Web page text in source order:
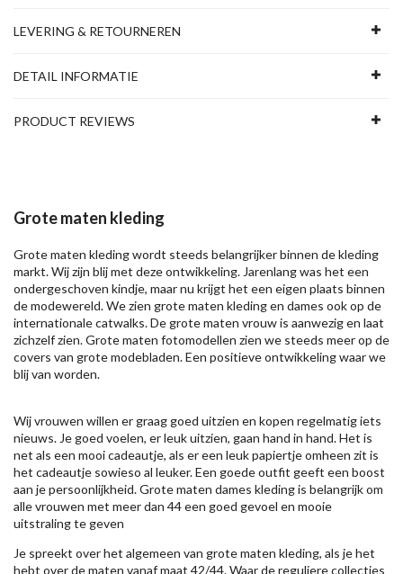
LEVERING & RETOURNEREN
DETAIL INFORMATIE
PRODUCT REVIEWS
Grote maten kleding
Grote maten kleding wordt steeds belangrijker binnen de kleding
markt. Wij zijn blij met deze ontwikkeling. Jarenlang was het een
ondergeschoven kindje, maar nu krijgt het een eigen plaats binnen
de modewereld. We zien grote maten kleding en dames ook op de
internationale catwalks. De grote maten vrouw is aanwezig en laat
zichzelf zien. Grote maten fotomodellen zien we steeds meer op de
covers van grote modebladen. Een positieve ontwikkeling waar we
blij van worden.
Wij vrouwen willen er graag goed uitzien en kopen regelmatig iets
nieuws. Je goed voelen, er leuk uitzien, gaan hand in hand. Het is
net als een mooi cadeautje, als er een leuk papiertje omheen zit is
het cadeautje sowieso al leuker. Een goede outfit geeft een boost
aan je persoonlijkheid. Grote maten dames kleding is belangrijk om
alle vrouwen met meer dan 44 een goed gevoel en mooie
uitstraling te geven
Je spreekt over het algemeen van grote maten kleding, als je het
hebt over de maten vanaf maat 42/44. Waar de reguliere collecties